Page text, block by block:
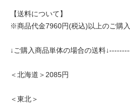
【送料について】
※商品代金7960円(税込)以上のご購
↓ご購入商品単体の場合の送料
＜北海道＞2085円
＜東北＞